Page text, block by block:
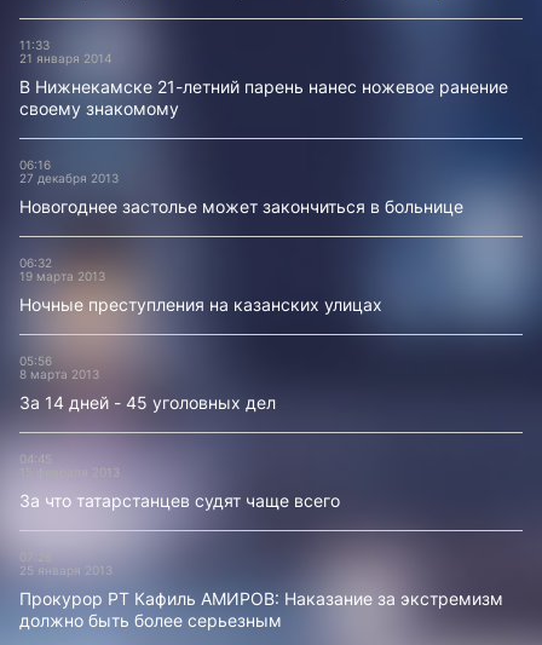
11:33
21 января 2014
В Нижнекамске 21-летний парень нанес ножевое ранение
своему знакомому
06:16
27 декабря 2013
Новогоднее застолье может закончиться в больнице
06:32
19 марта 2013
Ночные преступления на казанских улицах
05:56
8 марта 2013
За 14 дней - 45 уголовных дел
04:45
15 февраля 2013
За что татарстанцев судят чаще всего
25 января 2013
Прокурор РТ Кафиль АМИРОВ: Наказание за экстремизм
должно быть более серьезным